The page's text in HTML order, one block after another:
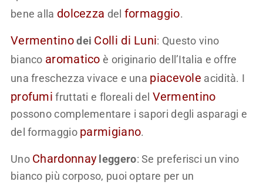
bene alla dolcezza del formaggio.
Vermentinodei Colli di Luni: Questo vino
bianco aromatico è originario dell’Italia e offre
una freschezza vivace e una piacevole acidità. I
profumi fruttati e floreali del Vermentino
possono complementare i sapori degli asparagi e
del formaggio parmigiano.
Uno Chardonnay leggero: Se preferisci un vino
bianco più corposo, puoi optare per un